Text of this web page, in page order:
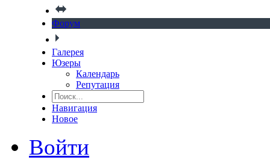
Форум
Галерея
Юзеры
Календарь
Репутация
Навигация
Новое
Войти